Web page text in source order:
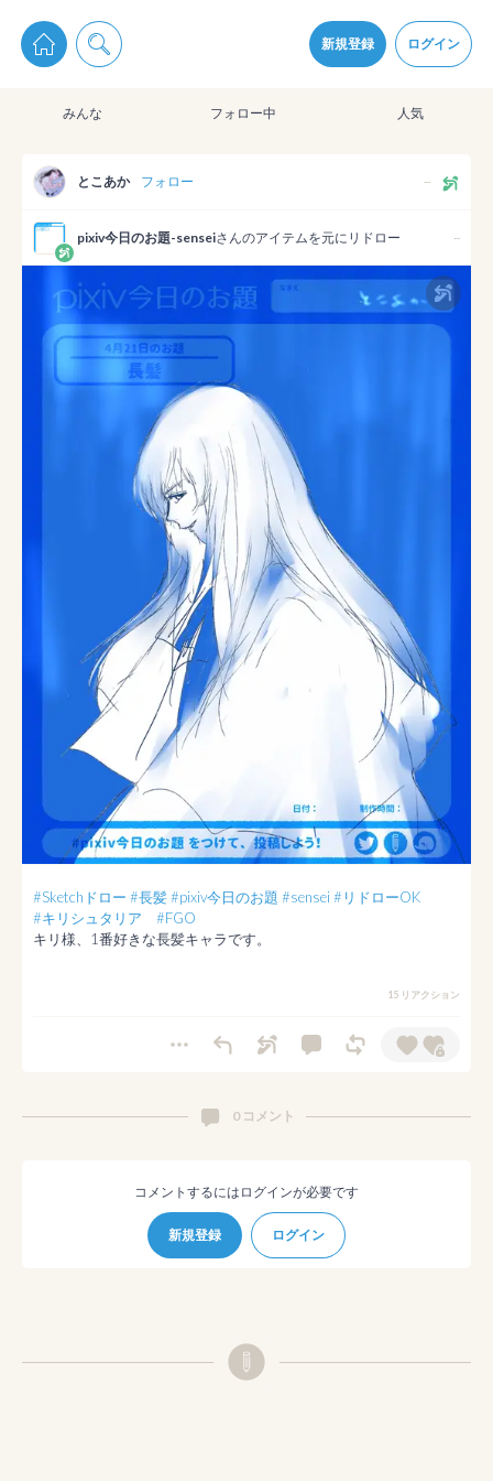
新規登録 ログイン
pixiv Sketchは2024年5月28日付で プライパシーポリシーを改定しました。
通知を受け取るにはここをクリックします
pixiv Sketchアプリでさらに快適に！
みんな フォロー中 人気
とこあか フォロー --
pixiv今日のお題-senseiさんのアイテムを元にリドロー --
#Sketchドロー #長髪#pixiv今日のお題 #sensei #リドローOK
#キリシュタリア
#FGO
キリ様、1番好きな長髪キャラです。
15 リアクション
0 コメント
コメントするにはログインが必要です
新規登録 ログイン